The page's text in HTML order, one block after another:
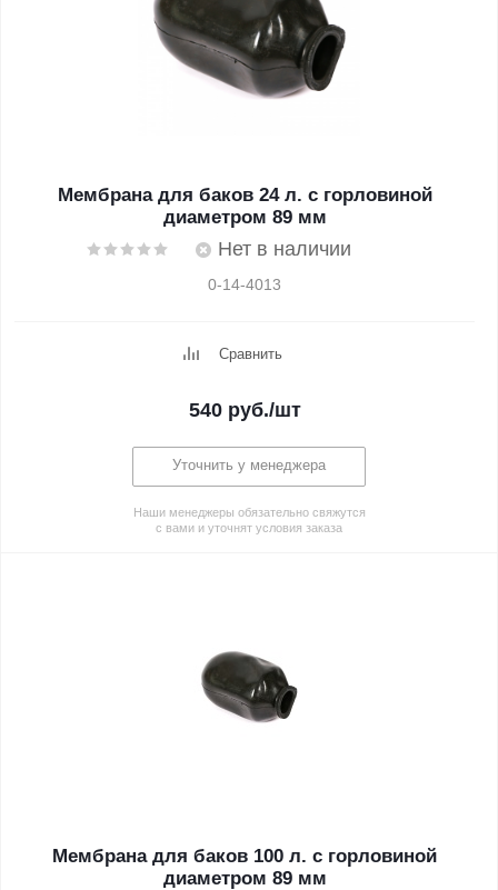
Мембрана для баков 24 л. с горловиной
диаметром 89 мм
Нет в наличии
0-14-4013
Сравнить
540 руб./шт
Уточнить у менеджера
Наши менеджеры обязательно свяжутся
с вами и уточнят условия заказа
Мембрана для баков 100 л. с горловиной
диаметром 89 мм